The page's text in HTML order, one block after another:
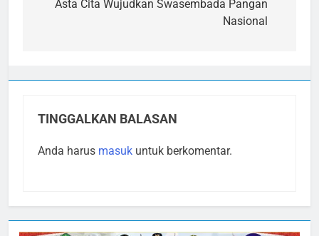
Asta Cita Wujudkan Swasembada Pangan
Nasional
TINGGALKAN BALASAN
Anda harus masuk untuk berkomentar.